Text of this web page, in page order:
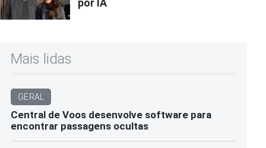
Mais lidas
GERAL
Central de Voos desenvolve software para
encontrar passagens ocultas